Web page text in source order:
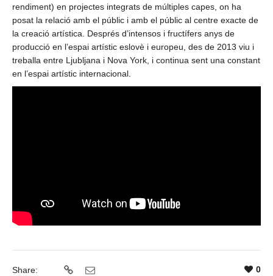
rendiment) en projectes integrats de múltiples capes, on ha
posat la relació amb el públic i amb el públic al centre exacte de
la creació artística. Després d’intensos i fructífers anys de
producció en l’espai artístic eslovè i europeu, des de 2013 viu i
treballa entre Ljubljana i Nova York, i continua sent una constant
en l’espai artístic internacional.
Share: 0